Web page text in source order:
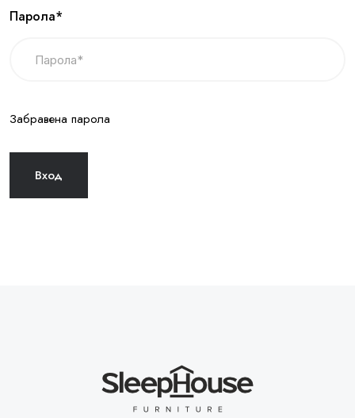
Парола*
Забравена парола